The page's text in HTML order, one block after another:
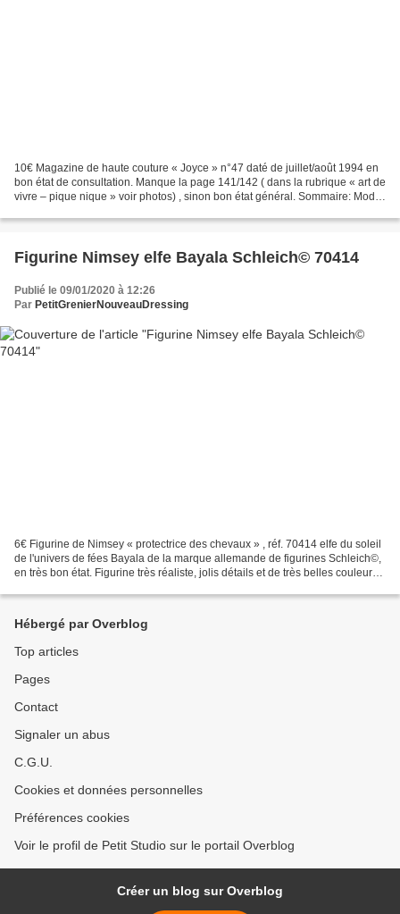
10€ Magazine de haute couture « Joyce » n°47 daté de juillet/août 1994 en
bon état de consultation. Manque la page 141/142 ( dans la rubrique « art de
vivre – pique nique » voir photos) , sinon bon état général. Sommaire: Mode,
Figurine Nimsey elfe Bayala Schleich© 70414
Publié le 09/01/2020 à 12:26
Par PetitGrenierNouveauDressing
6€ Figurine de Nimsey « protectrice des chevaux » , réf. 70414 elfe du soleil
de l'univers de fées Bayala de la marque allemande de figurines Schleich©,
en très bon état. Figurine très réaliste, jolis détails et de très belles couleurs
Hébergé par Overblog
Top articles
Pages
Contact
Signaler un abus
C.G.U.
Cookies et données personnelles
Préférences cookies
Voir le profil de Petit Studio sur le portail Overblog
Créer un blog sur Overblog